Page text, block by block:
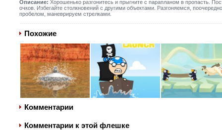
Описание: Хорошенько разгонитесь и прыгните с парапланом в пропасть.
очков. Избегайте столкновений с другими объектами. Разгоняемся,
пробелом, маневрируем стрелками.
Похожие
Комментарии
Комментарии к этой флешке